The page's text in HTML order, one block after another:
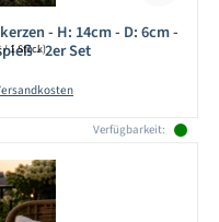
- H: 14cm - D: 6cm -
- 2er Set
/ 1 Stück)
Preis:
Verfügbarkeit: